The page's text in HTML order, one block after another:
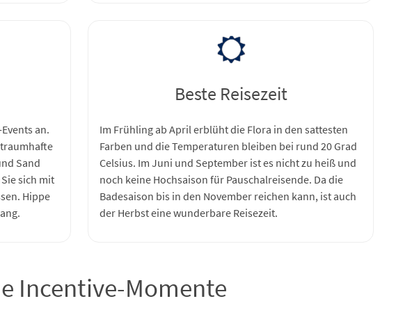
an.
Sand
sich mit
Hippe
Beste Reisezeit
Im Frühling ab April erblüht die Flora in den sattesten
Farben und die Temperaturen bleiben bei rund 20 Grad
Celsius. Im Juni und September ist es nicht zu heiß und
noch keine Hochsaison für Pauschalreisende. Da die
Badesaison bis in den November reichen kann, ist auch
der Herbst eine wunderbare Reisezeit.
Incentive-Momente